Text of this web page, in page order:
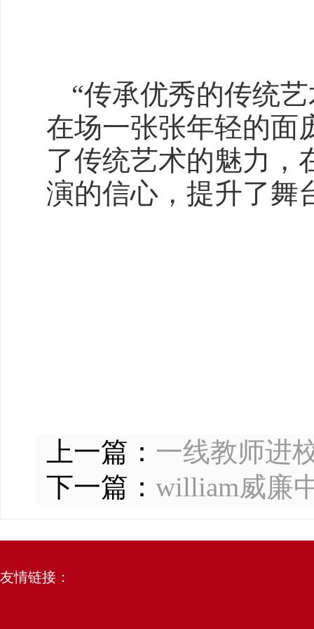
“传承优秀的传统
在场一张张年轻的面
了传统艺术的魅力，
演的信心，提升了舞
上一篇： 一线教师进
下一篇： william威廉
友情链接：